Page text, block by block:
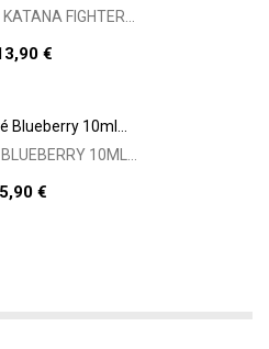
FIGHTER...
€
10ML...
5,90 €